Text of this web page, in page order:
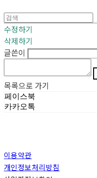
수정하기
삭제하기
글쓴이
목록으로 가기
페이스북
카카오톡
이용약관
개인정보처리방침